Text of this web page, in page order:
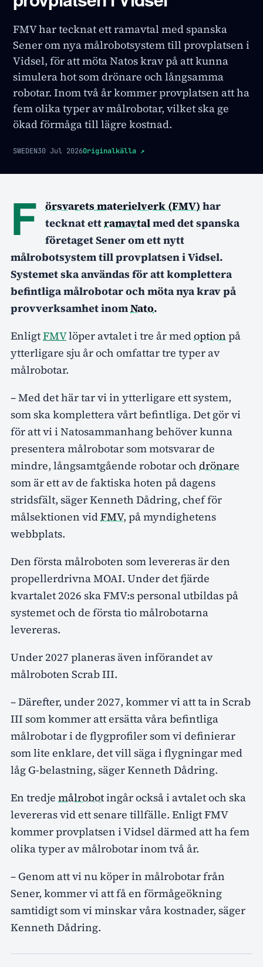
FMV har tecknat ett ramavtal med spanska
Sener om nya målrobotsystem till provplatsen i
Vidsel, för att möta Natos krav på att kunna
simulera hot som drönare och långsamma
robotar. Inom två år kommer provplatsen att ha
fem olika typer av målrobotar, vilket ska ge
ökad förmåga till lägre kostnad.
SWEDEN30 Jul 2026Originalkälla ↗
F örsvarets materielverk (FMV) har
tecknat ettramavtalmed det spanska
företaget Sener om ett nytt
målrobotsystem till provplatsen i Vidsel.
Systemet ska användas för att komplettera
befintliga målrobotar och möta nya krav på
provverksamhet inomNato.
EnligtFMVlöper avtalet i tre år medoption på
ytterligare sju år och omfattar tre typer av
målrobotar.
– Med det här tar vi in ytterligare ett system,
som ska komplettera vårt befintliga. Det gör vi
för att vi i Natosammanhang behöver kunna
presentera målrobotar som motsvarar de
mindre, långsamtgående robotar och drönare
som är ett av de faktiska hoten på dagens
stridsfält, säger Kenneth Dådring, chef för
målsektionen vidFMV, på myndighetens
webbplats.
Den första målroboten som levereras är den
propellerdrivna MOAI. Under det fjärde
kvartalet 2026 ska FMV:s personal utbildas på
systemet och de första tio målrobotarna
levereras.
Under 2027 planeras även införandet av
målroboten Scrab III.
– Därefter, under 2027, kommer vi att ta in Scrab
III som kommer att ersätta våra befintliga
målrobotar i de flygprofiler som vi definierar
som lite enklare, det vill säga i flygningar med
låg G-belastning, säger Kenneth Dådring.
En tredje målrobotingår också i avtalet och ska
levereras vid ett senare tillfälle. Enligt FMV
kommer provplatsen i Vidsel därmed att ha fem
olika typer av målrobotar inom två år.
– Genom att vi nu köper in målrobotar från
Sener, kommer vi att få en förmågeökning
samtidigt som vi minskar våra kostnader, säger
Kenneth Dådring.